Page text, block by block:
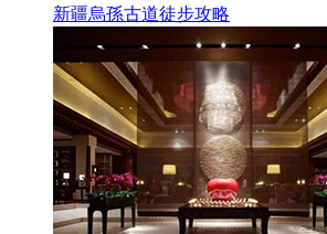
新疆烏孫古道徒步攻略